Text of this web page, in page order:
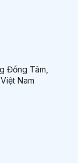
Đồng Tâm,
Nam